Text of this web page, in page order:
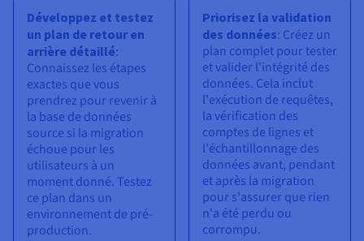
Développez et testez
un plan de retour en
arrière détaillé:
Connaissez les étapes
exactes que vous
prendrez pour revenir à
la base de données
source si la migration
échoue pour les
utilisateurs à un
moment donné. Testez
ce plan dans un
environnement de pré-
production.
Priorisez la validation
des données: Créez un
plan complet pour tester
et valider l'intégrité des
données. Cela inclut
l'exécution de requêtes,
la vérification des
comptes de lignes et
l'échantillonnage des
données avant, pendant
et après la migration
pour s'assurer que rien
n'a été perdu ou
corrompu.